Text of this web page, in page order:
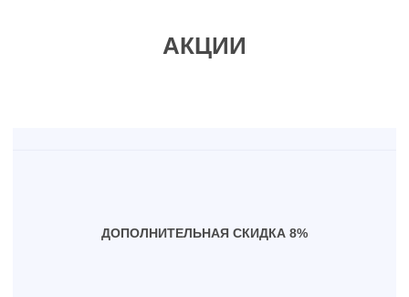
АКЦИИ
ДОПОЛНИТЕЛЬНАЯ СКИДКА 8%